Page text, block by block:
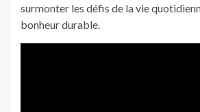
surmonter les défis de la vie
bonheur durable.